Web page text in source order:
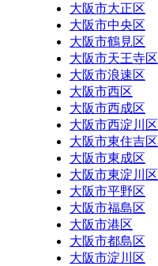
大阪市大正区
大阪市中央区
大阪市鶴見区
大阪市天王寺区
大阪市浪速区
大阪市西区
大阪市西成区
大阪市西淀川区
大阪市東住吉区
大阪市東成区
大阪市東淀川区
大阪市平野区
大阪市福島区
大阪市港区
大阪市都島区
大阪市淀川区